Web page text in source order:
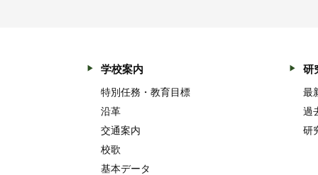
学校案内
特別任務・教育目標
沿革
交通案内
校歌
基本データ
研
最
過
研